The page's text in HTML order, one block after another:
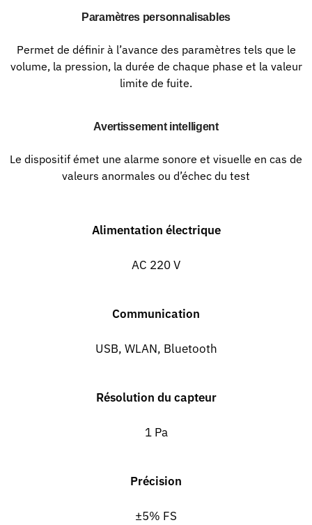
Paramètres personnalisables
Permet de définir à l’avance des paramètres tels que le
volume, la pression, la durée de chaque phase et la valeur
limite de fuite.
Avertissement intelligent
Le dispositif émet une alarme sonore et visuelle en cas de
valeurs anormales ou d’échec du test
Alimentation électrique
AC 220 V
Communication
USB, WLAN, Bluetooth
Résolution du capteur
1 Pa
Précision
±5% FS